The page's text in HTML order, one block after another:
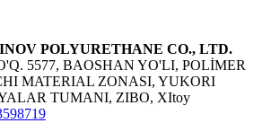
POLYURETHANE CO., LTD.
5577, BAOSHAN YO'LI, POLİMER
MATERIAL ZONASI, YUKORI
TUMANI, ZIBO, XItoy